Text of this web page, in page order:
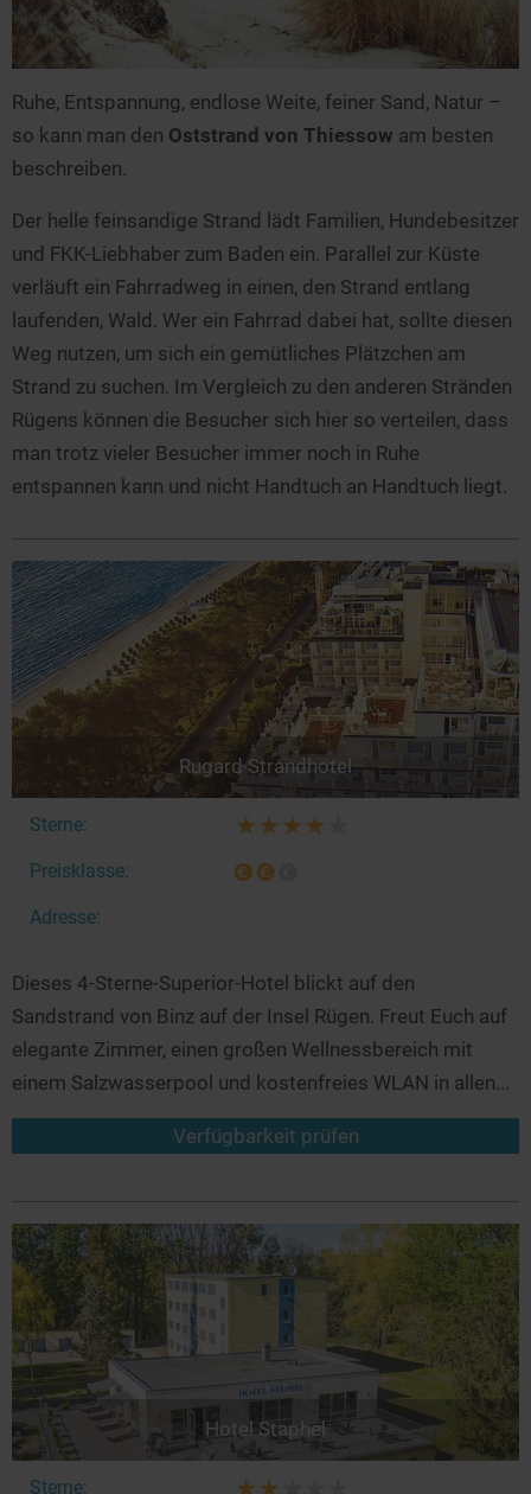
Ruhe, Entspannung, endlose Weite, feiner Sand, Natur –
so kann man den Oststrand von Thiessow am besten
beschreiben.
Der helle feinsandige Strand lädt Familien, Hundebesitzer
und FKK-Liebhaber zum Baden ein. Parallel zur Küste
verläuft ein Fahrradweg in einen, den Strand entlang
laufenden, Wald. Wer ein Fahrrad dabei hat, sollte diesen
Weg nutzen, um sich ein gemütliches Plätzchen am
Strand zu suchen. Im Vergleich zu den anderen Stränden
Rügens können die Besucher sich hier so verteilen, dass
man trotz vieler Besucher immer noch in Ruhe
entspannen kann und nicht Handtuch an Handtuch liegt.
Rugard Strandhotel
Sterne:
Preisklasse:
Adresse:
Dieses 4-Sterne-Superior-Hotel blickt auf den
Sandstrand von Binz auf der Insel Rügen. Freut Euch auf
elegante Zimmer, einen großen Wellnessbereich mit
einem Salzwasserpool und kostenfreies WLAN in allen...
Verfügbarkeit prüfen
Hotel Staphel
Sterne: